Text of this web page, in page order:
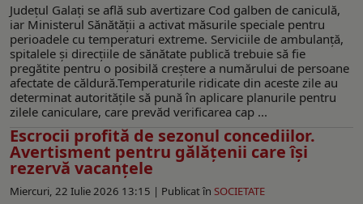
Județul Galați se află sub avertizare Cod galben de caniculă,
iar Ministerul Sănătății a activat măsurile speciale pentru
perioadele cu temperaturi extreme. Serviciile de ambulanță,
spitalele și direcțiile de sănătate publică trebuie să fie
pregătite pentru o posibilă creștere a numărului de persoane
afectate de căldură.Temperaturile ridicate din aceste zile au
determinat autoritățile să pună în aplicare planurile pentru
zilele caniculare, care prevăd verificarea cap ...
Escrocii profită de sezonul concediilor.
Avertisment pentru gălățenii care își
rezervă vacanțele
Miercuri, 22 Iulie 2026 13:15 | Publicat în SOCIETATE